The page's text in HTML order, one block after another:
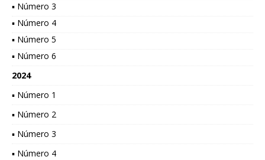
▪ Número 3
▪ Número 4
▪ Número 5
▪ Número 6
2024
▪ Número 1
▪ Número 2
▪ Número 3
▪ Número 4